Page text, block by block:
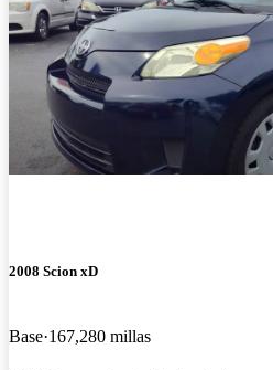
2008 Scion xD
Base 167,280 millas